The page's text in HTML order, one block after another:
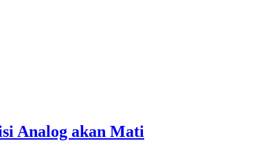
Analog akan Mati